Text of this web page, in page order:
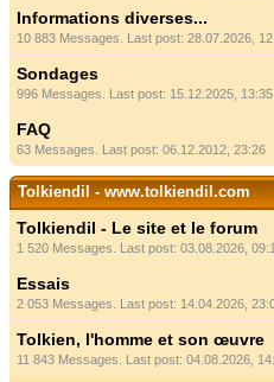
Informations diverses...
10 883 Messages. Last post: 28.07.2026,
Sondages
996 Messages. Last post: 15.12.2025, 13:35
FAQ
63 Messages. Last post: 06.12.2012, 23:26
Tolkiendil - www.tolkiendil.com
Tolkiendil - Le site et le forum
1 520 Messages. Last post: 03.08.2026,
Essais
2 053 Messages. Last post: 14.04.2026,
Tolkien, l'homme et son œuvre
11 843 Messages. Last post: 04.08.2026,